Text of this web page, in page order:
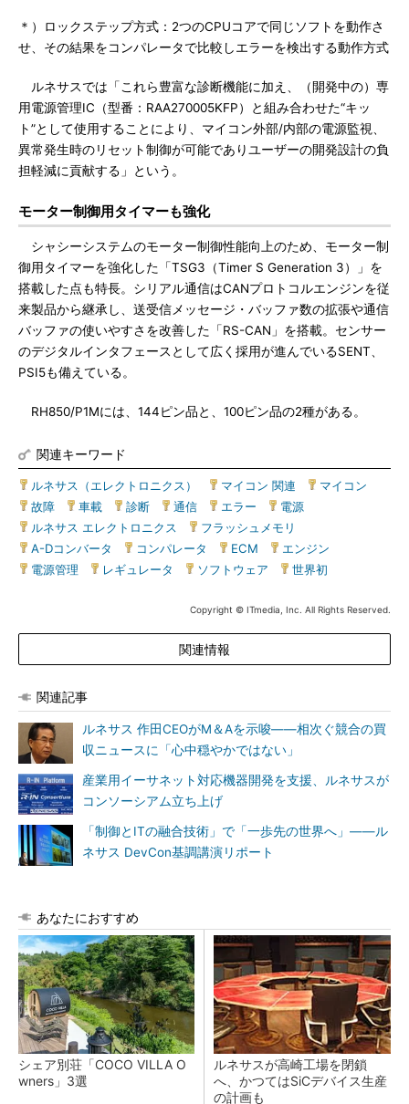
＊）ロックステップ方式：2つのCPUコアで同じソフトを動作さ
せ、その結果をコンパレータで比較しエラーを検出する動作方式
ルネサスでは「これら豊富な診断機能に加え、（開発中の）専
用電源管理IC（型番：RAA270005KFP）と組み合わせた“キッ
ト”として使用することにより、マイコン外部/内部の電源監視、
異常発生時のリセット制御が可能でありユーザーの開発設計の負
担軽減に貢献する」という。
モーター制御用タイマーも強化
シャシーシステムのモーター制御性能向上のため、モーター制
御用タイマーを強化した「TSG3（Timer S Generation 3）」を
搭載した点も特長。シリアル通信はCANプロトコルエンジンを従
来製品から継承し、送受信メッセージ・バッファ数の拡張や通信
バッファの使いやすさを改善した「RS-CAN」を搭載。センサー
のデジタルインタフェースとして広く採用が進んでいるSENT、
PSI5も備えている。
RH850/P1Mには、144ピン品と、100ピン品の2種がある。
関連キーワード
ルネサス（エレクトロニクス） マイコン 関連 マイコン
故障
車載 診断 通信 エラー 電源
ルネサス エレクトロニクス
フラッシュメモリ
A-Dコンバータ
コンパレータ ECM エンジン
電源管理
レギュレータ ソフトウェア 世界初
Copyright © ITmedia, Inc. All Rights Reserved.
関連情報
関連記事
ルネサス 作田CEOがM＆Aを示唆――相次ぐ競合の買
収ニュースに「心中穏やかではない」
産業用イーサネット対応機器開発を支援、ルネサスが
コンソーシアム立ち上げ
「制御とITの融合技術」で「一歩先の世界へ」――ル
ネサス DevCon基調講演リポート
あなたにおすすめ
シェア別荘「COCO VILLA O
wners」3選
ルネサスが高崎工場を閉鎖
へ、かつてはSiCデバイス生産
の計画も